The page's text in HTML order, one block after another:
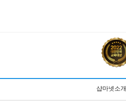
샵마넷소개